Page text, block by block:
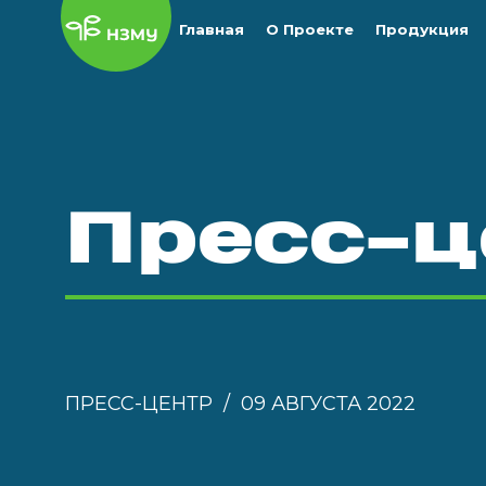
Главная О Проекте Продукция
Пресс-
ПРЕСС-ЦЕНТР 09 АВГУСТА 2022